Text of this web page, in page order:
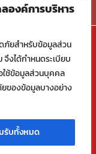
องค์การบริหาร
ภัยสำหรับข้อมูลส่วน
งได้กำหนดระเบียบ
ใช้ข้อมูลส่วนบุคคล
ของข้อมูลบางอย่าง
รับทั้งหมด
โนนหอม อ.เมือง
หอม อ.เมืองสกลนคร
นนหอม อ.เมืองสกลนคร